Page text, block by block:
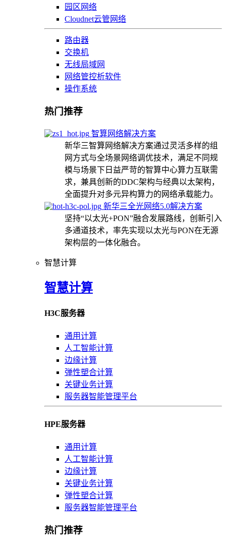
园区网络
Cloudnet云管网络
路由器
交换机
无线局域网
网络管控析软件
操作系统
热门推荐
智算网络解决方案
新华三智算网络解决方案通过灵活多样的组
网方式与全场景网络调优技术，满足不同规
模与场景下日益严苛的智算中心算力互联需
求，兼具创新的DDC架构与经典以太架构，
全面提升对多元异构算力的网络承载能力。
新华三全光网络5.0解决方案
坚持“以太光+PON”融合发展路线，创新引入
多通道技术，率先实现以太光与PON在无源
架构层的一体化融合。
智慧计算
智慧计算
H3C服务器
通用计算
人工智能计算
边缘计算
弹性塑合计算
关键业务计算
服务器智能管理平台
HPE服务器
通用计算
人工智能计算
边缘计算
关键业务计算
弹性塑合计算
服务器智能管理平台
热门推荐